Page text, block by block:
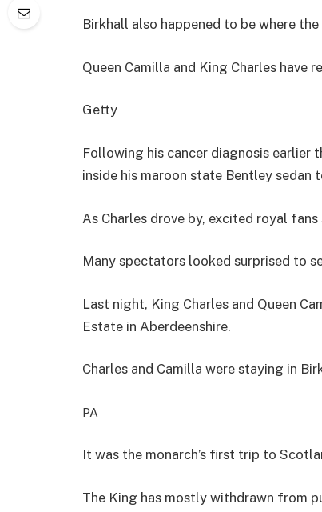
Birkhall also happened to be where
Queen Camilla and King Charles have
Getty
Following his cancer diagnosis earlier
inside his maroon state Bentley sedan
As Charles drove by, excited royal
Many spectators looked surprised to
Last night, King Charles and Queen
Estate in Aberdeenshire.
Charles and Camilla were staying in
PA
It was the monarch’s first trip to
The King has mostly withdrawn from